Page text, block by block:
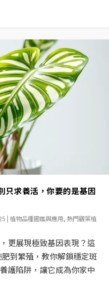
只求養活，你要的是基因
| 植物品種圖鑑與應用, 熱門觀葉植
更展現極致基因表現？這
到繁殖，教你解鎖穩定斑
護陷阱，讓它成為你家中